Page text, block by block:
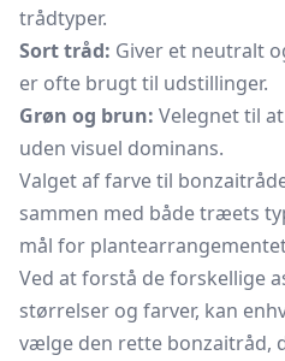
trådtyper.
Sort tråd: Giver et neutralt
er ofte brugt til udstillinger.
Grøn og brun: Velegnet til
uden visuel dominans.
Valget af farve til
sammen med både træets
mål for
Ved at forstå de forskellige
størrelser og farver, kan
vælge den rette bonzaitråd,